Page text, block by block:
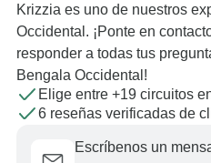
Krizzia es uno de nuestros
Occidental. ¡Ponte en
responder a todas tus
Bengala Occidental!
Elige entre +19 circuitos
6 reseñas verificadas de
Escríbenos un